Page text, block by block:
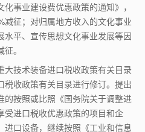
事业建设费优惠政策的通知》，
征；对归属地方收入的文化事业
水平、宣传思想文化事业发展等因
。
大技术装备进口税收政策有关目录
税收政策有关目录进行修订。提出
按照或比照《国务院关于调整进
受进口税收优惠政策的项目和企
口设备，继续按照《工业和信息